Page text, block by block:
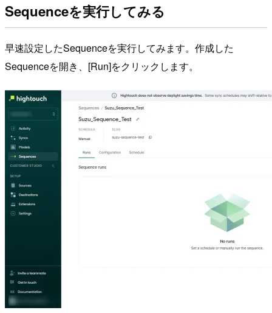
Sequenceを実行してみる
早速設定したSequenceを実行してみます。作成した
Sequenceを開き、[Run]をクリックします。